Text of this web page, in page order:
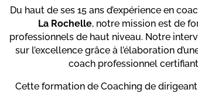
Du haut de ses 15 ans d’expérience en
La Rochelle, notre mission est de
professionnels de haut niveau. Notre
sur l’excellence grâce à l’élaboration
coach professionnel
Cette formation de Coaching de